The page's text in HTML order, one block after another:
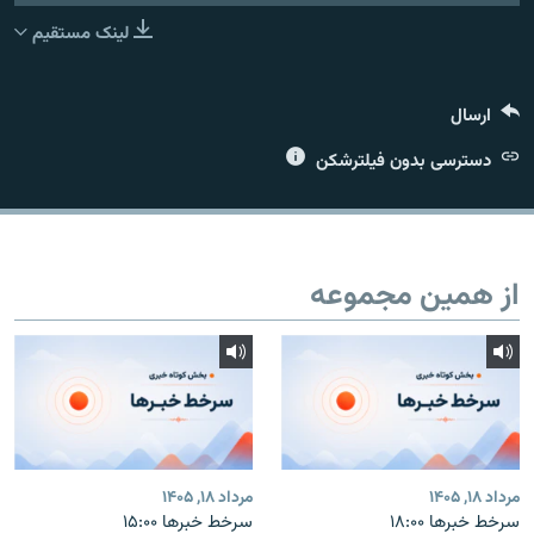
لینک مستقیم
ارسال
دسترسی بدون فیلترشکن
از همین مجموعه
مرداد ۱۸, ۱۴۰۵
سرخط خبرها ۱۸:۰۰
مرداد ۱۸, ۱۴۰۵
سرخط خبرها ۱۵:۰۰